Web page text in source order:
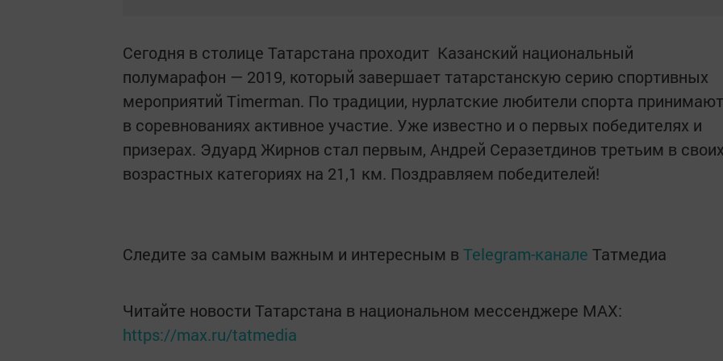
Сегодня в столице Татарстана проходит Казанский национальный
полумарафон — 2019, который завершает татарстанскую серию спортивных
мероприятий Timerman. По традиции, нурлатские любители спорта принимают
в соревнованиях активное участие. Уже известно и о первых победителях и
призерах. Эдуард Жирнов стал первым, Андрей Серазетдинов третьим в
возрастных категориях на 21,1 км. Поздравляем победителей!
Следите за самым важным и интересным в Telegram-канале Татмедиа
Читайте новости Татарстана в национальном мессенджере MАХ:
https://max.ru/tatmedia